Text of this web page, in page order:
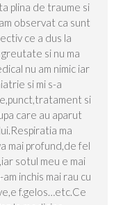
plina de traume si
observat ca sunt
ce a dus la
si nu ma
nu am nimic iar
si mi s-a
si
care au aparut
ma
mai profund,de fel
sotul meu e mai
inchis mai rau cu
f.gelos…etc.Ce